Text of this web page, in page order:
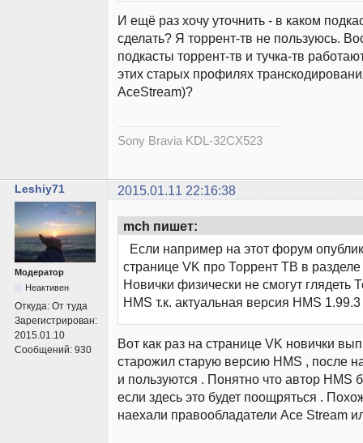
И ещё раз хочу уточнить - в каком
сделать? Я торрент-тв не пользуюсь.
подкасты торрент-тв и тучка-тв
этих старых профилях
AceStream)?
Sony Bravia KDL-32CX523
Leshiy71 2015.01.11 22:16:38
Модератор
Неактивен
Откуда: От туда
Зарегистрирован:
2015.01.10
Сообщений: 930
mch пишет:
Если например на этот форум
странице VK про Торрент ТВ в
Новички физически не смогут глядеть
HMS т.к. актуальная версия HMS 1.99.3
Вот как раз на странице VK новички
старожил старую версию HMS , после
и пользуются . Понятно что автор HMS
если здесь это будет поощряться .
наехали правообладатели Ace Stream